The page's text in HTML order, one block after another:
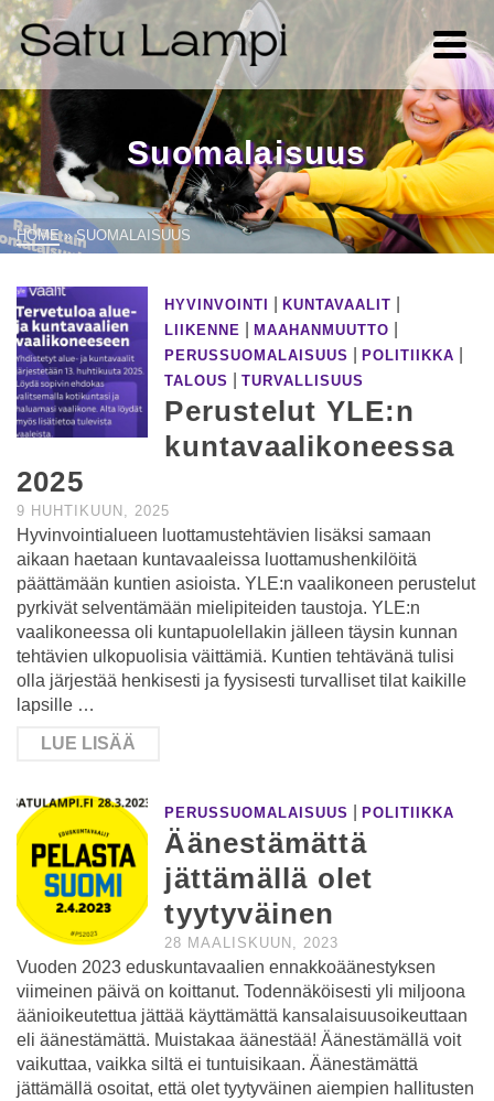
Suomalaisuus
HOME » SUOMALAISUUS
HYVINVOINTI |KUNTAVAALIT
LIIKENNE |MAAHANMUUTTO
PERUSSUOMALAISUUS |POLITIIKKA
TALOUS |TURVALLISUUS
Perustelut YLE:n
kuntavaalikoneessa
2025
9 HUHTIKUUN, 2025
Hyvinvointialueen luottamustehtävien lisäksi samaan
aikaan haetaan kuntavaaleissa luottamushenkilöitä
päättämään kuntien asioista. YLE:n vaalikoneen perustelut
pyrkivät selventämään mielipiteiden taustoja. YLE:n
vaalikoneessa oli kuntapuolellakin jälleen täysin kunnan
tehtävien ulkopuolisia väittämiä. Kuntien tehtävänä tulisi
olla järjestää henkisesti ja fyysisesti turvalliset tilat kaikille
lapsille …
LUE LISÄÄ
PERUSSUOMALAISUUS |POLITIIKKA
Äänestämättä
jättämällä olet
tyytyväinen
28 MAALISKUUN, 2023
Vuoden 2023 eduskuntavaalien ennakkoäänestyksen
viimeinen päivä on koittanut. Todennäköisesti yli miljoona
äänioikeutettua jättää käyttämättä kansalaisuusoikeuttaan
eli äänestämättä. Muistakaa äänestää! Äänestämällä voit
vaikuttaa, vaikka siltä ei tuntuisikaan. Äänestämättä
jättämällä osoitat, että olet tyytyväinen aiempien hallitusten